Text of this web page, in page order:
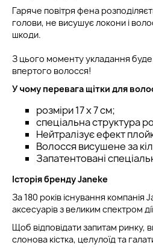
Гаряче повітря фена
голови, не висушує локони і
шкоди.
З цього моменту укладання буде
впертого волосся!
У чому перевага щітки для
розміри 17 x 7 см;
спеціальна структура
Нейтралізує ефект
Волосся висушене за
Запатентовані
Історія бренду Janeke
За 180 років існування компанія
аксесуарів з великим спектром дії
Щоб відповідати запитам ринку,
слонова кістка, целулоїд та